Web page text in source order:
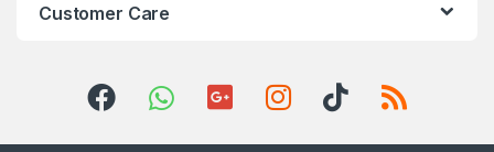
Customer Care